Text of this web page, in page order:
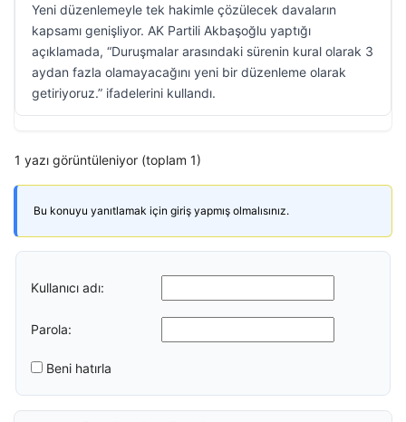
Yeni düzenlemeyle tek hakimle çözülecek davaların
kapsamı genişliyor. AK Partili Akbaşoğlu yaptığı
açıklamada, “Duruşmalar arasındaki sürenin kural olarak 3
aydan fazla olamayacağını yeni bir düzenleme olarak
getiriyoruz.” ifadelerini kullandı.
1 yazı görüntüleniyor (toplam 1)
Bu konuyu yanıtlamak için giriş yapmış olmalısınız.
Kullanıcı adı:
Parola:
Beni hatırla